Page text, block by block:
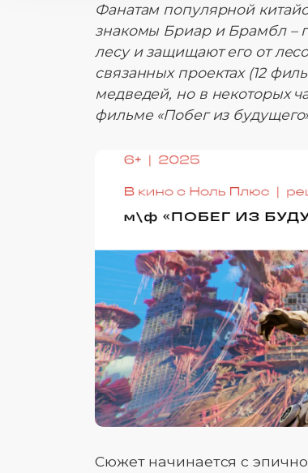
Фанатам популярной
знакомы Бриар и Брамбл –
лесу и защищают его от
связанных проектах (12
медведей, но в некоторых
фильме «Побег из
Сюжет начинается с